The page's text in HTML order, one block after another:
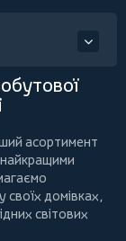
асортимент
найкращими
домівках,
світових